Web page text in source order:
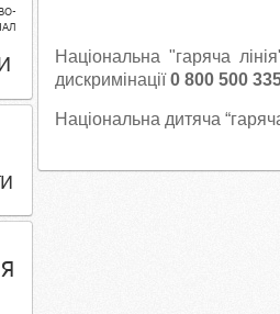
Національна "гаряча
дискримінації0 800 500
Національна дитяча